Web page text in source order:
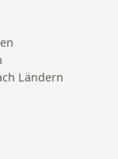
Ländern